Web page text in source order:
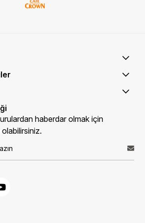
haberdar olmak için